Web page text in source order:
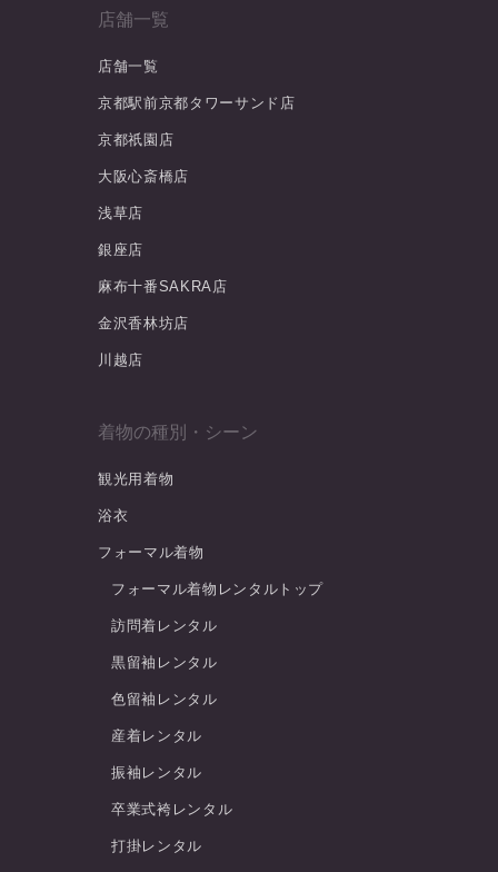
店舗一覧
店舗一覧
京都駅前京都タワーサンド店
京都祇園店
大阪心斎橋店
浅草店
銀座店
麻布十番SAKRA店
金沢香林坊店
川越店
着物の種別・シーン
観光用着物
浴衣
フォーマル着物
フォーマル着物レンタルトップ
訪問着レンタル
黒留袖レンタル
色留袖レンタル
産着レンタル
振袖レンタル
卒業式袴レンタル
打掛レンタル